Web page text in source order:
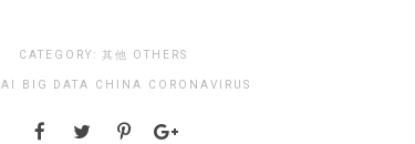
CATEGORY: 其他 OTHERS
AI BIG DATA CHINA CORONAVIRUS